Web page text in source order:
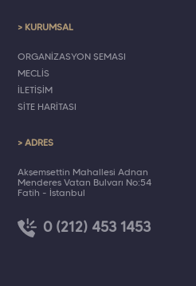
> KURUMSAL
ORGANİZASYON ŞEMASI
MECLİS
İLETİŞİM
SİTE HARİTASI
> ADRES
Akşemsettin Mahallesi Adnan
Menderes Vatan Bulvarı No:54
Fatih - İstanbul
0 (212) 453 1453